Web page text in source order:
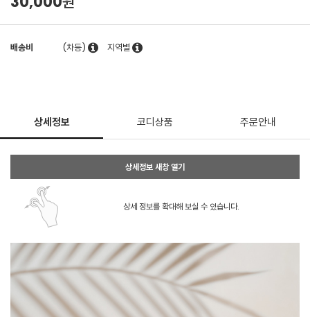
배송비 (차등) 지역별
상세정보 코디상품 주문안내
상세정보 새창 열기
상세 정보를 확대해 보실 수 있습니다.